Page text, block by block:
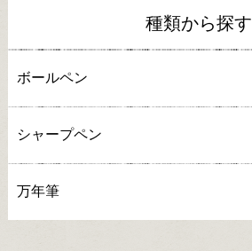
種類から探す
ボールペン
シャープペン
万年筆